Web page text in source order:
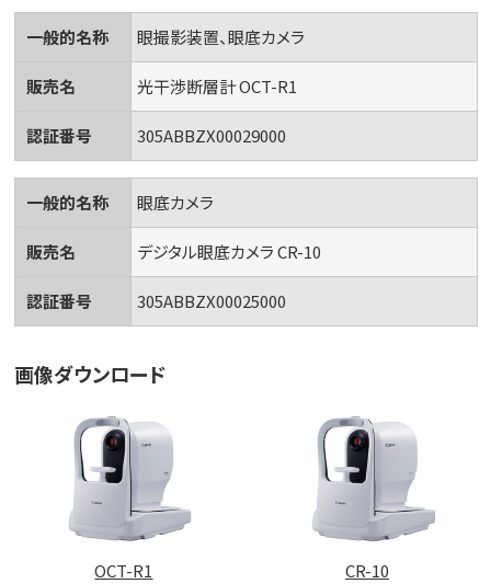
一般的名称 眼撮影装置、眼底カメラ
販売名 光干渉断層計 OCT-R1
認証番号 305ABBZX00029000
一般的名称 眼底カメラ
販売名 デジタル眼底カメラ CR-10
認証番号 305ABBZX00025000
画像ダウンロード
OCT-R1
CR-10